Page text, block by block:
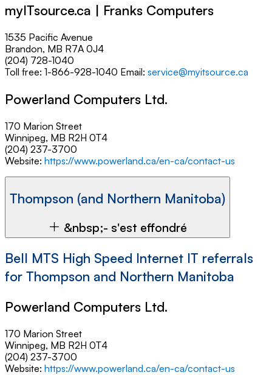
myITsource.ca | Franks Computers
1535 Pacific Avenue
Brandon, MB R7A 0J4
(204) 728-1040
Toll free: 1-866-928-1040 Email: service@myitsource.ca
Powerland Computers Ltd.
170 Marion Street
Winnipeg, MB R2H 0T4
(204) 237-3700
Website: https://www.powerland.ca/en-ca/contact-us
Thompson (and Northern Manitoba)
&nbsp;- s'est effondré
Bell MTS High Speed Internet IT referrals
for Thompson and Northern Manitoba
Powerland Computers Ltd.
170 Marion Street
Winnipeg, MB R2H 0T4
(204) 237-3700
Website: https://www.powerland.ca/en-ca/contact-us